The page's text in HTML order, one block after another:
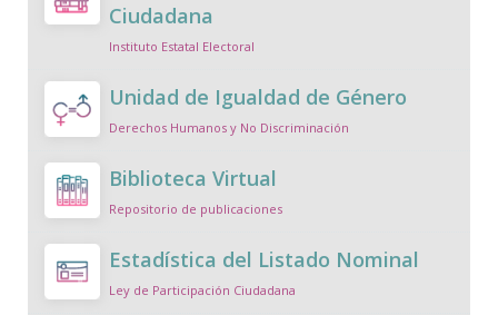
Ciudadana
Instituto Estatal Electoral
Unidad de Igualdad de Género
Derechos Humanos y No Discriminación
Biblioteca Virtual
Repositorio de publicaciones
Estadística del Listado Nominal
Ley de Participación Ciudadana